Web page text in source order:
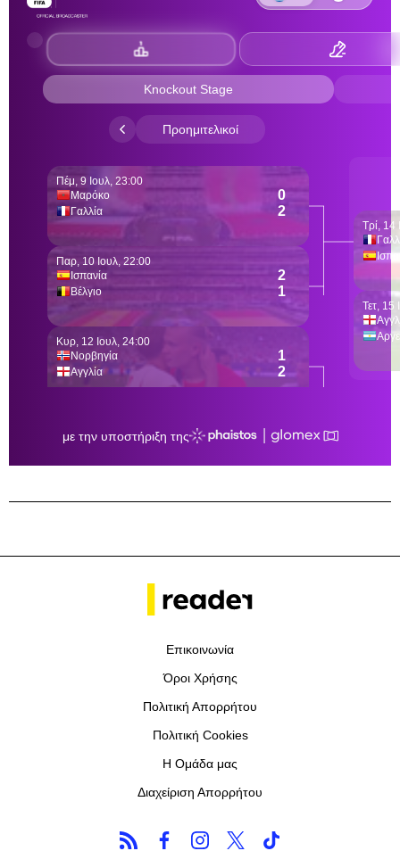
Επικοινωνία
Όροι Χρήσης
Πολιτική Απορρήτου
Πολιτική Cookies
Η Ομάδα μας
Διαχείριση Απορρήτου